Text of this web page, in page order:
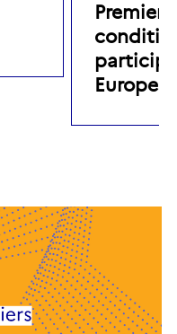
Premier
Europe